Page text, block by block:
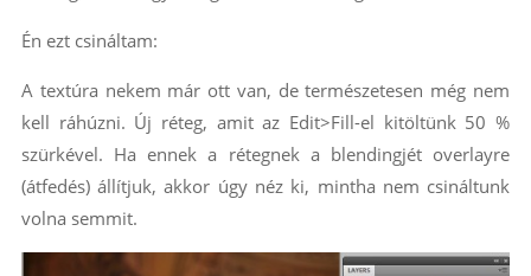
Én ezt csináltam:
A textúra nekem már ott van, de természetesen még nem
kell ráhúzni. Új réteg, amit az Edit>Fill-el kitöltünk 50 %
szürkével. Ha ennek a rétegnek a blendingjét overlayre
(átfedés) állítjuk, akkor úgy néz ki, mintha nem csináltunk
volna semmit.